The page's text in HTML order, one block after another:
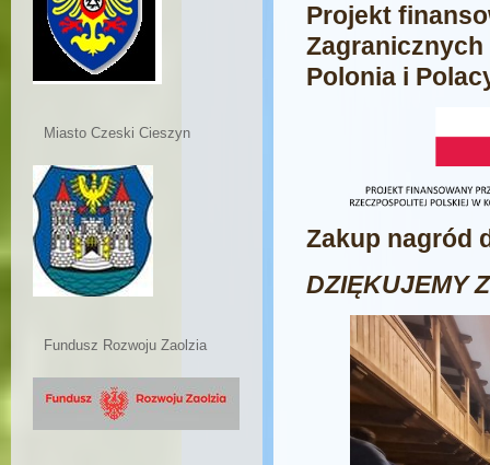
Projekt
Polonia i
Zakup nagród
DZIĘKUJEMY
Miasto Czeski Cieszyn
Fundusz Rozwoju Zaolzia